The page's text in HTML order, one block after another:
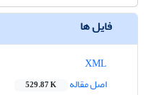
فایل ها
اصل مقاله
529.87 K